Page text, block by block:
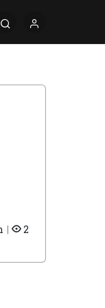
2